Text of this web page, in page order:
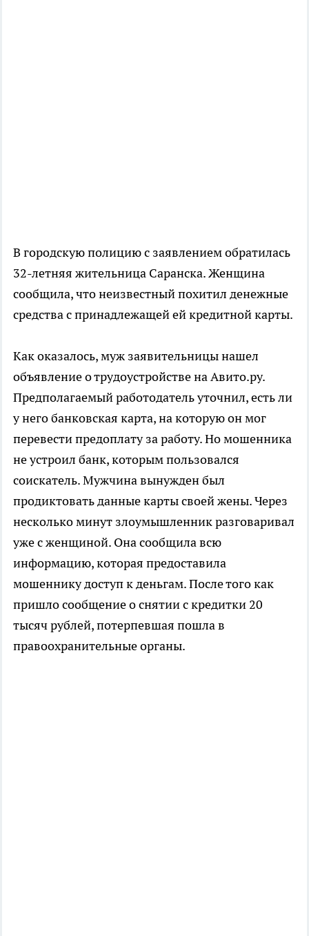
В городскую полицию с заявлением обратилась
32-летняя жительница Саранска. Женщина
сообщила, что неизвестный похитил денежные
средства с принадлежащей ей кредитной карты.
Как оказалось, муж заявительницы нашел
объявление о трудоустройстве на Авито.ру.
Предполагаемый работодатель уточнил, есть ли
у него банковская карта, на которую он мог
перевести предоплату за работу. Но мошенника
не устроил банк, которым пользовался
соискатель. Мужчина вынужден был
продиктовать данные карты своей жены. Через
несколько минут злоумышленник разговаривал
уже с женщиной. Она сообщила всю
информацию, которая предоставила
мошеннику доступ к деньгам. После того как
пришло сообщение о снятии с кредитки 20
тысяч рублей, потерпевшая пошла в
правоохранительные органы.